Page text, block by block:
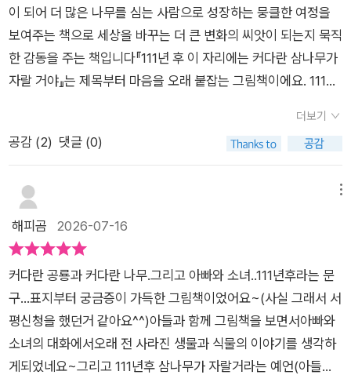
이 되어 더 많은 나무를 심는 사람으로 성장하는 뭉클한 여정을
보여주는 책으로 세상을 바꾸는 더 큰 변화의 씨앗이 되는지 묵직
한 감동을 주는 책입니다『111년 후 이 자리에는 커다란 삼나무가
자랄 거야』는 제목부터 마음을 오래 붙잡는 그림책이에요. 111년
먼 미래를 상상하며 지금 작은 씨앗 하나를 심는다는 설정이 참
아름답게 다가왔습니다. 이 책은 상상이 단순한 놀이에서 끝나는
뜻하게 보여 줍니다.이야기의 배경은 ‘양귀비꽃 마을’이라는 예쁜
이름과 달리 꽃 한 송이 없이 콘크리트로 가득한 낡은 아파트 단
지예요. 하지만 에디트와 아빠 바시르는 그 회색빛 동네를 그냥
티라노사우루스가 간식거리 냄새를 맡던 곳이 되고, 낡은 창문은
위대한 여사제의 흔적이 남은 장소가 되지요. 평범하고 볼품없어
보이는 곳에 이야기를 덧입히자, 동네는 순식간에 과거와 현재가
뒤섞인 모험의 공간으로 바뀝니다. 아빠의 상상력과 다정함이 참
인상적이었어요.그러던 어느 날, 에디트는 잔디밭의 똥을 가리키
더보기
공감 (2) 댓글 (0)
해피곰 2026-07-16
커다란 공룡과 커다란 나무.그리고 아빠와 소녀..111년후라는 문
구...표지부터 궁금증이 가득한 그림책이었어요~(사실 그래서 서
평신청을 했던거 같아요^^)아들과 함께 그림책을 보면서아빠와
소녀의 대화에서오래 전 사라진 생물과 식물의 이야기를 생각하
게되었네요~그리고 111년후 삼나무가 자랄거라는 예언(아들이